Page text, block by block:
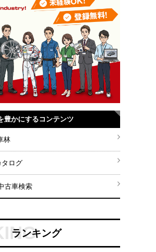
豊かにするコンテンツ
林
タログ
古車検索
ランキング